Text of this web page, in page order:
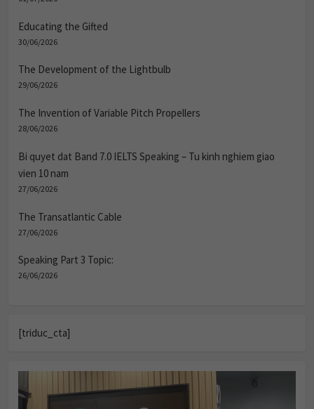
Educating the Gifted
30/06/2026
The Development of the Lightbulb
29/06/2026
The Invention of Variable Pitch Propellers
28/06/2026
Bi quyet dat Band 7.0 IELTS Speaking – Tu kinh nghiem giao
vien 10 nam
27/06/2026
The Transatlantic Cable
27/06/2026
Speaking Part 3 Topic:
26/06/2026
[triduc_cta]